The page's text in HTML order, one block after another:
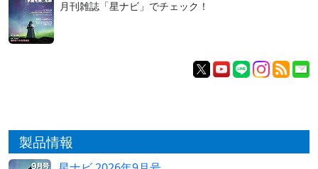
月刊雑誌「星ナビ」でチェック！
製品情報